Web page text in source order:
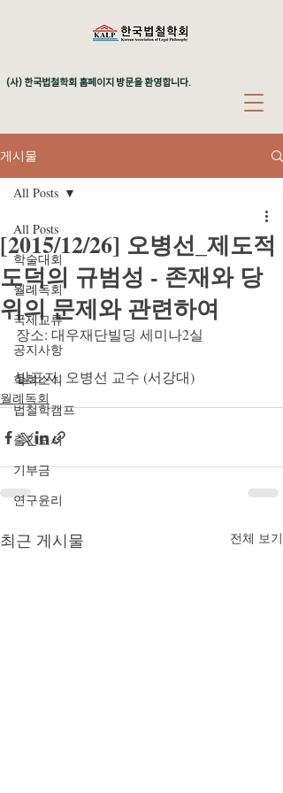
(사) 한국법철학회 홈페이지 방문을 환영합니다.
게시물
All Posts
학술대회
월례독회
국제교류
공지사항
학회소식
법철학캠프
출간도서
기부금
연구윤리
All Posts
[2015/12/26] 오병선_제도적
도덕의 규범성 - 존재와 당
위의 문제와 관련하여
장소: 대우재단빌딩 세미나2실
발표자: 오병선 교수 (서강대)
월례독회
최근 게시물 전체 보기